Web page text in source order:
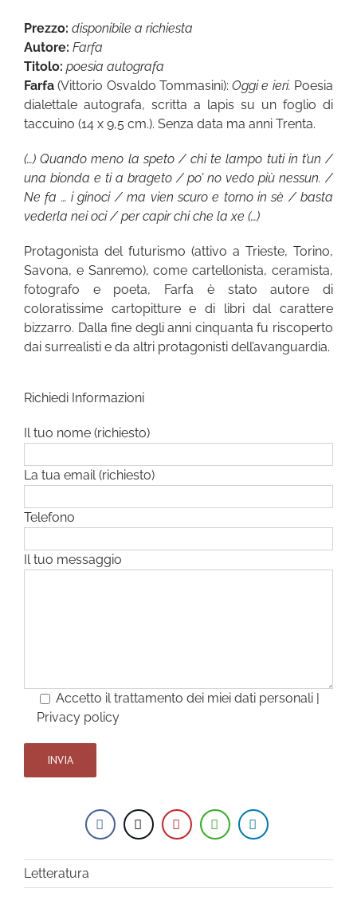
Prezzo: disponibile a richiesta
Autore: Farfa
Titolo: poesia autografa
Farfa (Vittorio Osvaldo Tommasini):Oggi e ieri. Poesia
dialettale autografa, scritta a lapis su un foglio di
taccuino (14 x 9,5 cm.). Senza data ma anni Trenta.
(…) Quando meno la speto / chi te lampo tuti in t’un /
una bionda e ti a brageto / po’ no vedo più nessun. /
Ne fa … i ginoci / ma vien scuro e torno in sè / basta
vederla nei oci / per capir chi che la xe (…)
Protagonista del futurismo (attivo a Trieste, Torino,
Savona, e Sanremo), come cartellonista, ceramista,
fotografo e poeta, Farfa è stato autore di
coloratissime cartopitture e di libri dal carattere
bizzarro. Dalla fine degli anni cinquanta fu riscoperto
dai surrealisti e da altri protagonisti dell’avanguardia.
Richiedi Informazioni
Il tuo nome (richiesto)
La tua email (richiesto)
Telefono
Il tuo messaggio
Accetto il trattamento dei miei dati personali |
Privacy policy
Letteratura